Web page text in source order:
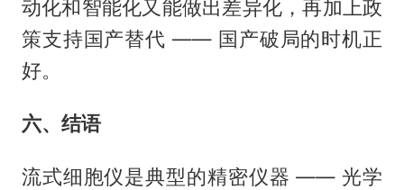
动化和智能化又能做出差异化，再加上政
策支持国产替代 —— 国产破局的时机正
好。
六、结语
流式细胞仪是典型的精密仪器 —— 光学